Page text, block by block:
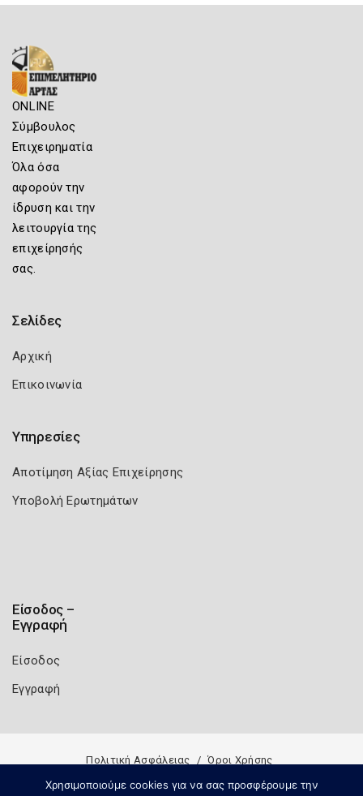
ONLINE
Σύμβουλος
Επιχειρηματία
Όλα όσα
αφορούν την
ίδρυση και την
λειτουργία της
επιχείρησής
σας.
Σελίδες
Αρχική
Επικοινωνία
Υπηρεσίες
Αποτίμηση Αξίας Επιχείρησης
Υποβολή Ερωτημάτων
Είσοδος –
Εγγραφή
Είσοδος
Εγγραφή
Πολιτική Ασφάλειας Όροι Χρήσης
Χρησιμοποιούμε cookies για να σας προσφέρουμε την
Copyright 2026 Knowledge A.E.